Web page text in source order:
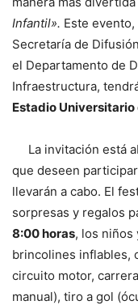
Infantil». Este
Secretaría de
el Departamento de
Infraestructura,
Estadio
La invitación está
que deseen
llevarán a cabo. El
sorpresas y regalos
8:00 horas, los niños
brincolines inflables,
circuito motor,
manual), tiro a gol